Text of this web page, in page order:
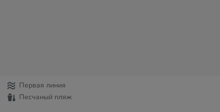
Первая линия
Песчаный пляж